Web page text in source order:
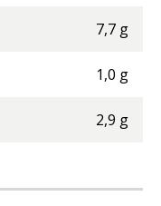
7,7 g
1,0 g
2,9 g